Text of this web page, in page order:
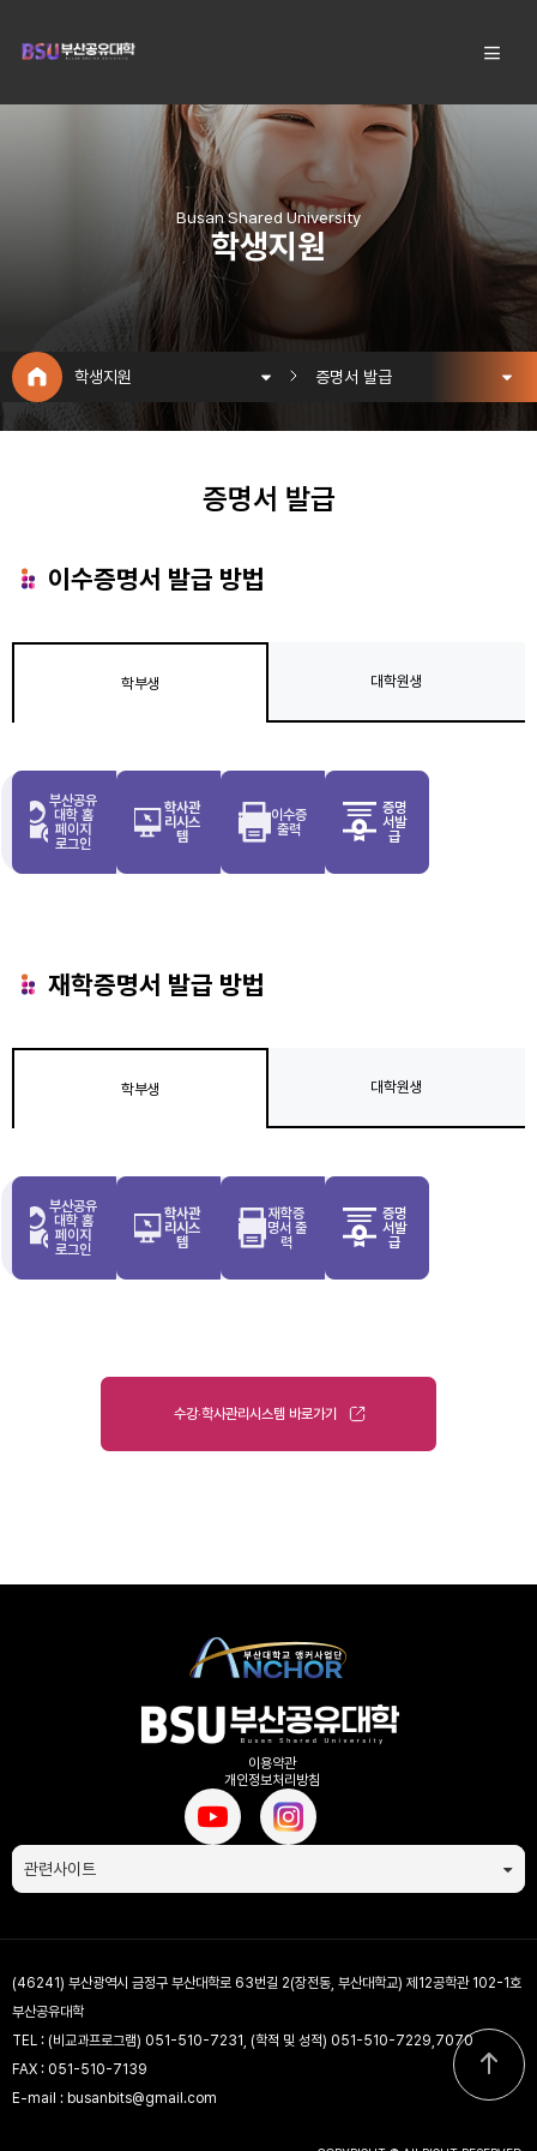
Busan Shared University
학생지원
학생지원 증명서 발급
증명서 발급
이수증명서 발급 방법
학부생 대학원생
부산공유
대학 홈
페이지
로그인
학사관
리시스
템
이수증
출력
증명
서발
급
재학증명서 발급 방법
학부생 대학원생
부산공유
대학 홈
페이지
로그인
학사관
리시스
템
재학증
명서 출
력
증명
서발
급
수강‧학사관리시스템 바로가기
이용약관
개인정보처리방침
관련사이트
(46241) 부산광역시 금정구 부산대학로 63번길 2(장전동, 부산대학교) 제12공학관 102-1호
부산공유대학
TEL : (비교과프로그램) 051-510-7231, (학적 및 성적) 051-510-7229,7070
FAX : 051-510-7139
E-mail : busanbits@gmail.com